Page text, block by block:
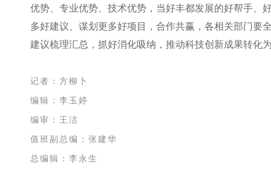
优势、专业优势、技术优势，当好丰都发展的好帮手、
多好建议、谋划更多好项目，合作共赢，各相关部门要
建议梳理汇总，抓好消化吸纳，推动科技创新成果转化
记者：方柳卜
编辑：李玉婷
编审：王洁
值班副总编：张建华
总编辑：李永生